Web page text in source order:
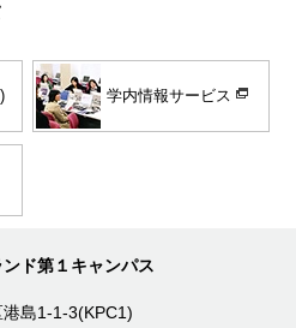
学内情報サービス
ド第１キャンパス
島1-1-3(KPC1)